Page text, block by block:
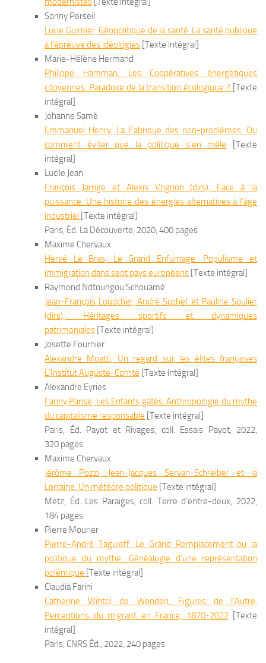
Sonny Perseil
Lucie Guimier, Géopolitique de la santé. La santé publique
à l’épreuve des idéologies [Texte intégral]
Marie-Hélène Hermand
Philippe Hamman, Les Coopératives énergétiques
citoyennes. Paradoxe de la transition écologique ? [Texte
intégral]
Johanne Samè
Emmanuel Henry, La Fabrique des non-problèmes. Ou
comment éviter que la politique s’en mêle [Texte
intégral]
Lucile Jean
François Jarrige et Alexis Vrignon (dirs), Face à la
puissance. Une histoire des énergies alternatives à l’âge
industriel [Texte intégral]
Paris, Éd. La Découverte, 2020, 400 pages
Maxime Chervaux
Hervé Le Bras, Le Grand Enfumage. Populisme et
immigration dans sept pays européens [Texte intégral]
Raymond Ndtoungou Schouamé
Jean-François Loudcher, André Suchet et Pauline Soulier
(dirs), Héritages sportifs et dynamiques
patrimoniales [Texte intégral]
Josette Fournier
Alexandre Moatti, Un regard sur les élites françaises
L’Institut Auguste-Comte [Texte intégral]
Alexandre Eyries
Fanny Parise, Les Enfants gâtés. Anthropologie du mythe
du capitalisme responsable [Texte intégral]
Paris, Éd. Payot et Rivages, coll. Essais Payot, 2022,
320 pages
Maxime Chervaux
Jérôme Pozzi, Jean-Jacques Servan-Schreiber et la
Lorraine. Un météore politique [Texte intégral]
Metz, Éd. Les Paraiges, coll. Terre d’entre-deux, 2022,
184 pages.
Pierre Mourier
Pierre-André Taguieff, Le Grand Remplacement ou la
politique du mythe. Généalogie d’une représentation
polémique [Texte intégral]
Claudia Farini
CatherineWihtol de Wenden, Figures de l’Autre.
Perceptions du migrant en France, 1870-2022[Texte
intégral]
Paris, CNRS Éd., 2022, 240 pages